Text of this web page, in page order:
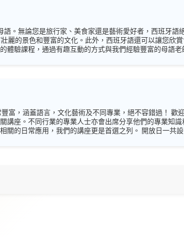
。無論您是旅行家、美食家還是藝術愛好者，西班牙語
麗的景色和豐富的文化。此外，西班牙語還可以讓您欣
驗課程，通過有趣互動的方式與我們經驗豐富的母語老
講座。不同行業的專業人士亦會出席分享他們的專業知識
們的講座更是首選之列。 開放日一共設有35個工作